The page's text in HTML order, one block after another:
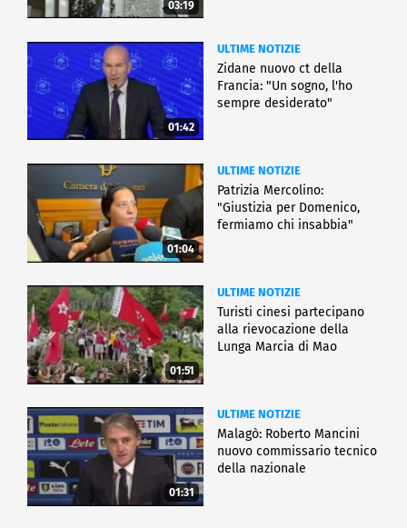
03:19
01:42
ULTIME NOTIZIE
Zidane nuovo ct della
Francia: "Un sogno, l'ho
sempre desiderato"
01:04
ULTIME NOTIZIE
Patrizia Mercolino:
"Giustizia per Domenico,
fermiamo chi insabbia"
01:51
ULTIME NOTIZIE
Turisti cinesi partecipano
alla rievocazione della
Lunga Marcia di Mao
01:31
ULTIME NOTIZIE
Malagò: Roberto Mancini
nuovo commissario tecnico
della nazionale